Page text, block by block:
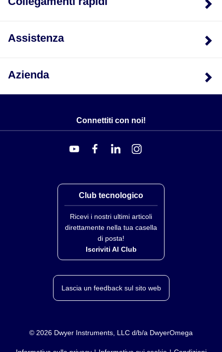
Assistenza
Azienda
Connettiti con noi!
Club tecnologico
Ricevi i nostri ultimi articoli
direttamente nella tua casella
di posta!
Iscriviti Al Club
Lascia un feedback sul sito web
© 2026 Dwyer Instruments, LLC d/b/a DwyerOmega